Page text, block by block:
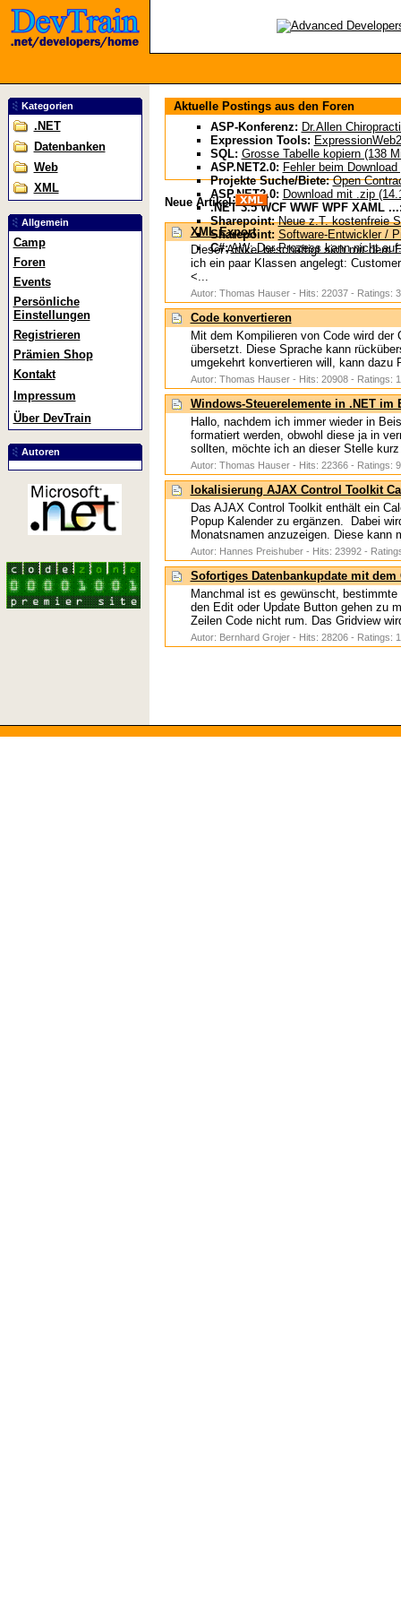
Kategorien
.NET
Datenbanken
Web
XML
Allgemein
Camp
Foren
Events
Persönliche
Einstellungen
Registrieren
Prämien Shop
Kontakt
Impressum
Über DevTrain
Autoren
Aktuelle Postings aus den Foren
ASP-Konferenz: Dr.Allen
Expression Tools:
SQL: Grosse Tabelle kopiern (138
ASP.NET2.0: Fehler beim
Projekte Suche/Biete: Open
ASP.NET2.0: Download mit .zip
.NET 3.5 WCF WWF WPF XAML
Sharepoint: Neue z.T. kostenfreie
Sharepoint: Software-Entwickler /
C#: AW: Der Prozess kann nicht
Neue Artikel:
XML Export
Dieser Artikel beschäftigt sich mit dem
ich ein paar Klassen angelegt:
<...
Autor: Thomas Hauser - Hits: 22037 - Ratings:
Code konvertieren
Mit dem Kompilieren von Code wird
übersetzt. Diese Sprache kann
umgekehrt konvertieren will, kann dazu
Autor: Thomas Hauser - Hits: 20908 - Ratings:
Windows-Steuerelemente in .NET im
Hallo, nachdem ich immer wieder in
formatiert werden, obwohl diese ja in
sollten, möchte ich an dieser Stelle
Autor: Thomas Hauser - Hits: 22366 - Ratings:
lokalisierung AJAX Control Toolkit
Das AJAX Control Toolkit enthält ein
Popup Kalender zu ergänzen. Dabei
Monatsnamen anzuzeigen. Diese kann
Autor: Hannes Preishuber - Hits: 23992 -
Sofortiges Datenbankupdate mit
Manchmal ist es gewünscht,
den Edit oder Update Button gehen zu
Zeilen Code nicht rum. Das Gridview
Autor: Bernhard Grojer - Hits: 28206 - Ratings: